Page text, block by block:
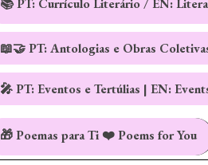
📚 PT: Currículo Literário / EN:
📖🤝 PT: Antologias e Obras
🎤 PT: Eventos e Tertúlias | EN:
🎁 Poemas para Ti ❤️ Poems for You